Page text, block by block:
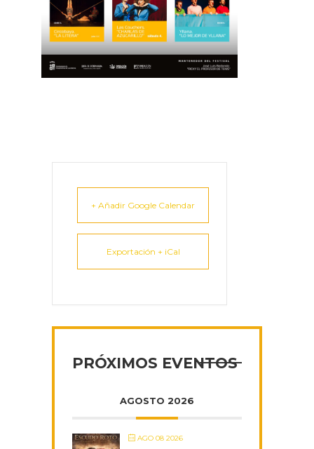
+ Añadir Google Calendar
Exportación + iCal
PRÓXIMOS EVENTOS
AGOSTO 2026
AGO 08 2026